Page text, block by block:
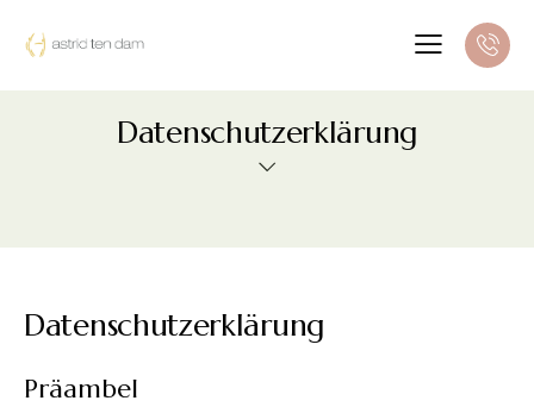
Datenschutzerklärung
Datenschutzerklärung
Präambel